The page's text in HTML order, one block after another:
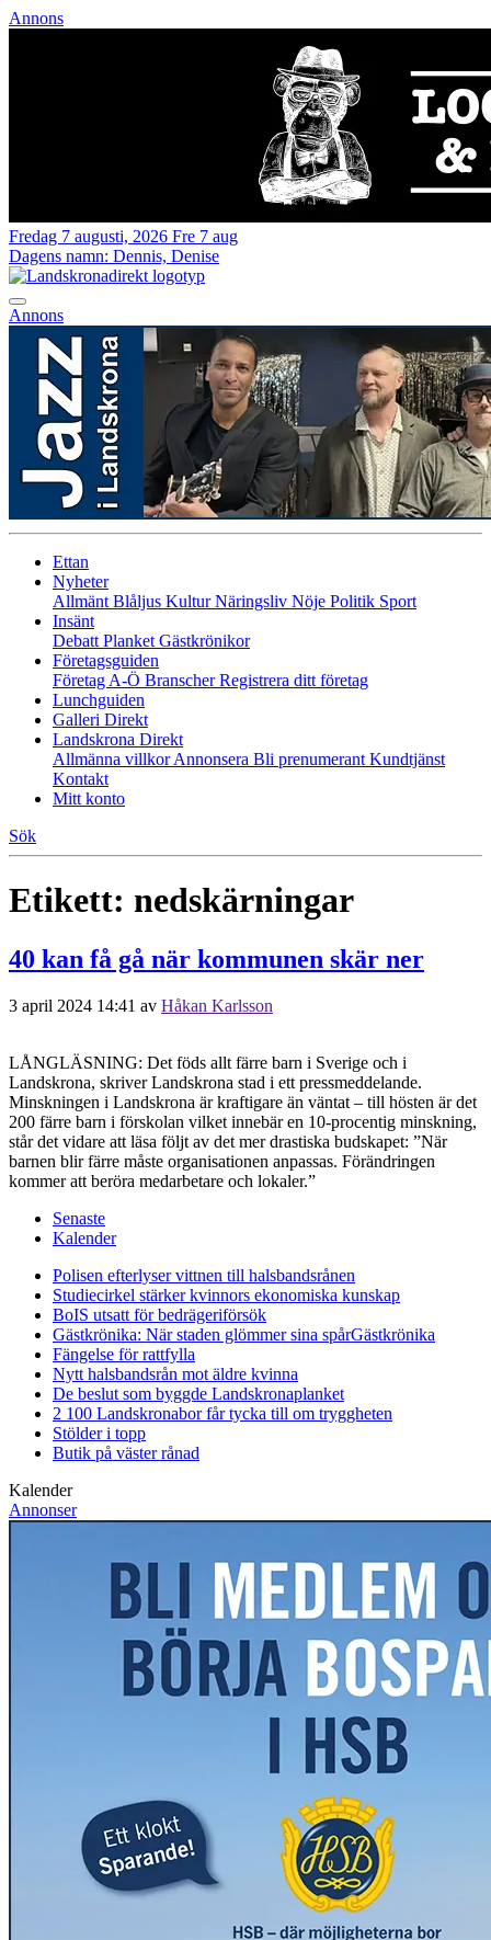
Annons
Fredag 7 augusti, 2026 Fre 7 aug
Dagens namn: Dennis, Denise
Annons
Ettan
Nyheter
Allmänt Blåljus KulturNäringsliv Nöje Politik Sport
Insänt
Debatt Planket Gästkrönikor
Företagsguiden
Företag A-Ö BranscherRegistrera ditt företag
Lunchguiden
Galleri Direkt
Landskrona Direkt
Allmänna villkorAnnonsera Bli prenumerant Kundtjänst
Kontakt
Mitt konto
Sök
Etikett: nedskärningar
40 kan få gå när kommunen skär ner
3 april 2024 14:41 av Håkan Karlsson
LÅNGLÄSNING: Det föds allt färre barn i Sverige och i
Landskrona, skriver Landskrona stad i ett pressmeddelande.
Minskningen i Landskrona är kraftigare än väntat – till hösten är det
200 färre barn i förskolan vilket innebär en 10-procentig minskning,
står det vidare att läsa följt av det mer drastiska budskapet: ”När
barnen blir färre måste organisationen anpassas. Förändringen
kommer att beröra medarbetare och lokaler.”
Senaste
Kalender
Polisen efterlyser vittnen till halsbandsrånen
Studiecirkel stärker kvinnors ekonomiska kunskap
BoIS utsatt för bedrägeriförsök
Gästkrönika: När staden glömmer sina spårGästkrönika
Fängelse för rattfylla
Nytt halsbandsrån mot äldre kvinna
De beslut som byggde Landskronaplanket
2 100 Landskronabor får tycka till om tryggheten
Stölder i topp
Butik på väster rånad
Kalender
Annonser